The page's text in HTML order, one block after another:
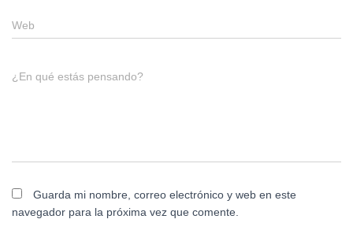
Web
¿En qué estás pensando?
Guarda mi nombre, correo electrónico y web en este
navegador para la próxima vez que comente.